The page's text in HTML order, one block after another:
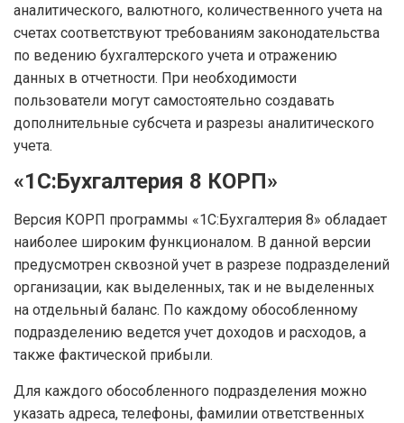
аналитического, валютного, количественного учета на
счетах соответствуют требованиям законодательства
по ведению бухгалтерского учета и отражению
данных в отчетности. При необходимости
пользователи могут самостоятельно создавать
дополнительные субсчета и разрезы аналитического
учета.
«1С:Бухгалтерия 8 КОРП»
Версия КОРП программы «1С:Бухгалтерия 8» обладает
наиболее широким функционалом. В данной версии
предусмотрен сквозной учет в разрезе подразделений
организации, как выделенных, так и не выделенных
на отдельный баланс. По каждому обособленному
подразделению ведется учет доходов и расходов, а
также фактической прибыли.
Для каждого обособленного подразделения можно
указать адреса, телефоны, фамилии ответственных